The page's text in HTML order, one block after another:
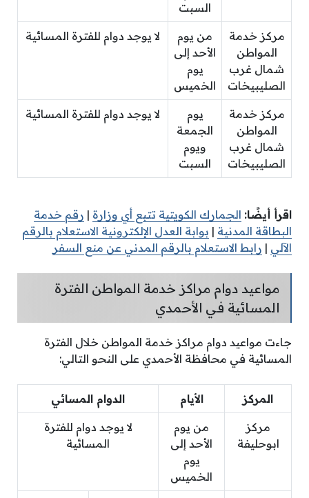
السبت
مركز خدمة
المواطن
شمال غرب
الصليبيخات
من يوم
الأحد إلى
يوم
الخميس
لا يوجد دوام للفترة المسائية
مركز خدمة
المواطن
شمال غرب
الصليبيخات
يوم
الجمعة
ويوم
السبت
لا يوجد دوام للفترة المسائية
اقرأ أيضًا: الجمارك الكويتية تتبع أي وزارة | رقم خدمة
البطاقة المدنية | بوابة العدل الإلكترونية الاستعلام بالرقم
الآلي | رابط الاستعلام بالرقم المدني عن منع السفر
مواعيد دوام مراكز خدمة المواطن الفترة
المسائية في الأحمدي
جاءت مواعيد دوام مراكز خدمة المواطن خلال الفترة
المسائية في محافظة الأحمدي على النحو التالي:
المركز الأيام الدوام المسائي
مركز
ابوحليفة
من يوم
الأحد إلى
يوم
الخميس
لا يوجد دوام للفترة
المسائية